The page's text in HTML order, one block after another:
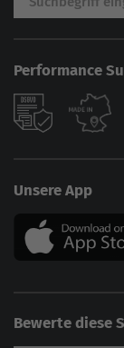
Performance
Unsere App
Bewerte diese